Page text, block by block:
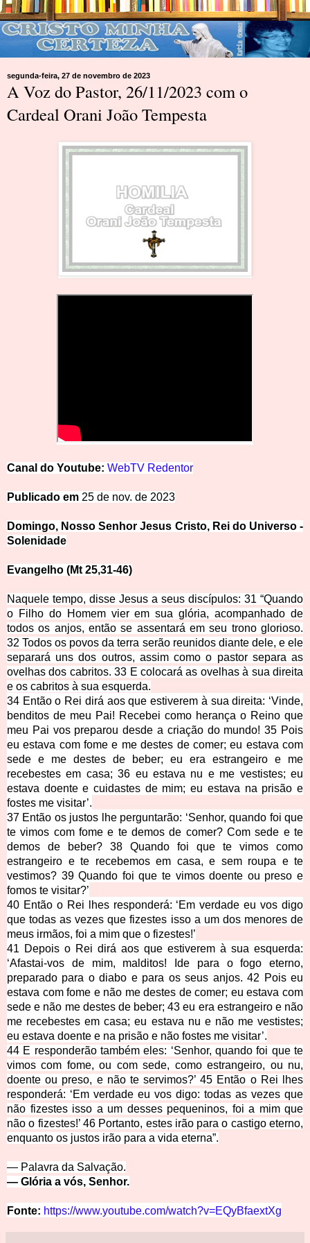
segunda-feira, 27 de novembro de 2023
A Voz do Pastor, 26/11/2023 com o
Cardeal Orani João Tempesta
Canal do Youtu be: WebTV Redentor
Publicado em 25 de nov. de 2023
Domingo, Nosso Senhor Jesus Cristo, Rei do Universo -
Solenidade
Evangelho (Mt 25,31-46)
Naquele tempo, disse Jesus a seus discípulos: 31 “Quando
o Filho do Homem vier em sua glória, acompanhado de
todos os anjos, então se assentará em seu trono glorioso.
32 Todos os povos da terra serão reunidos diante dele, e ele
separará uns dos outros, assim como o pastor separa as
ovelhas dos cabritos. 33 E colocará as ovelhas à sua direita
e os cabritos à sua esquerda.
34 Então o Rei dirá aos que estiverem à sua direita: ‘Vinde,
benditos de meu Pai! Recebei como herança o Reino que
meu Pai vos preparou desde a criação do mundo! 35 Pois
eu estava com fome e me destes de comer; eu estava com
sede e me destes de beber; eu era estrangeiro e me
recebestes em casa; 36 eu estava nu e me vestistes; eu
estava doente e cuidastes de mim; eu estava na prisão e
fostes me visitar’.
37 Então os justos lhe perguntarão: ‘Senhor, quando foi que
te vimos com fome e te demos de comer? Com sede e te
demos de beber? 38 Quando foi que te vimos como
estrangeiro e te recebemos em casa, e sem roupa e te
vestimos? 39 Quando foi que te vimos doente ou preso e
fomos te visitar?’
40 Então o Rei lhes responderá: ‘Em verdade eu vos digo
que todas as vezes que fizestes isso a um dos menores de
meus irmãos, foi a mim que o fizestes!’
41 Depois o Rei dirá aos que estiverem à sua esquerda:
‘Afastai-vos de mim, malditos! Ide para o fogo eterno,
preparado para o diabo e para os seus anjos. 42 Pois eu
estava com fome e não me destes de comer; eu estava com
sede e não me destes de beber; 43 eu era estrangeiro e não
me recebestes em casa; eu estava nu e não me vestistes;
eu estava doente e na prisão e não fostes me visitar’.
44 E responderão também eles: ‘Senhor, quando foi que te
vimos com fome, ou com sede, como estrangeiro, ou nu,
doente ou preso, e não te servimos?’ 45 Então o Rei lhes
responderá: ‘Em verdade eu vos digo: todas as vezes que
não fizestes isso a um desses pequeninos, foi a mim que
não o fizestes!’ 46 Portanto, estes irão para o castigo eterno,
enquanto os justos irão para a vida eterna”.
— Palavra da Salvação.
— Glória a vós, Sen hor.
Fonte: https://www.youtube.com/watch?v=EQyBfaextXg